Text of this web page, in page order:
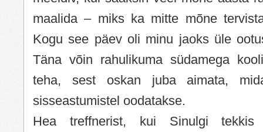
maalida – miks ka mitte mõne
Kogu see päev oli minu jaoks üle
Täna võin rahulikuma südamega
teha, sest oskan juba aimata,
sisseastumistel oodatakse.
Hea treffnerist, kui Sinulgi